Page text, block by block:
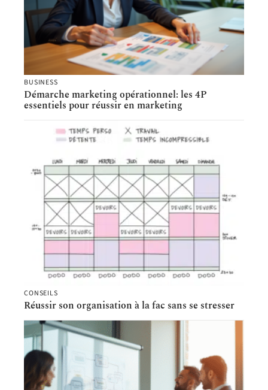
BUSINESS
Démarche marketing opérationnel: les 4P
essentiels pour réussir en marketing
CONSEILS
Réussir son organisation à la fac sans se stresser